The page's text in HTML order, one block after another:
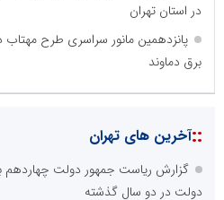
در استان تهران
پانزدهمین مانور سراسری طرح مهتاب
برق دماوند
::آخرین های تهران
گزارش ریاست جمهور دولت
دولت در دو سال گذشته